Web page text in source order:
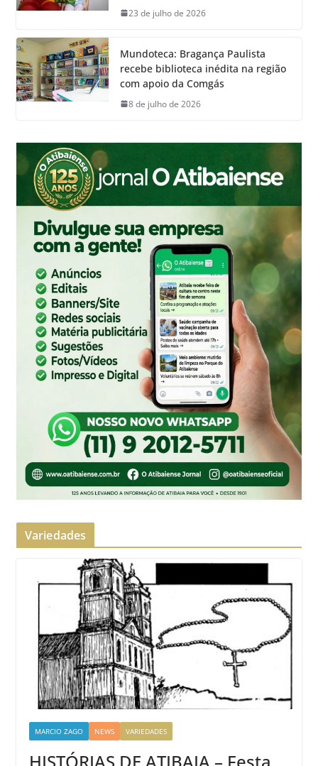
23 de julho de 2026
Mundoteca: Bragança Paulista
recebe biblioteca inédita na região
com apoio da Comgás
8 de julho de 2026
Variedades
MARCIO ZAGO NEWS VARIEDADES
HISTÓRIAS DE ATIBAIA – Festa